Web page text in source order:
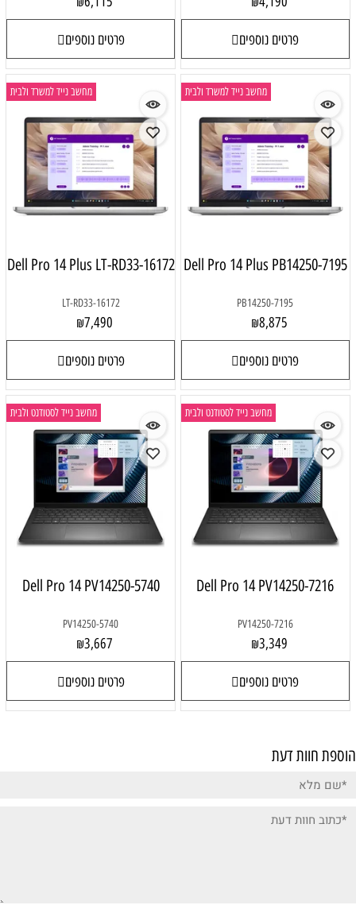
פרטים נוספים פרטים נוספים
מחשב נייד למשרד ולבית
Dell Pro 14 Plus PB14250-7195
PB14250-7195
₪8,875
פרטים נוספים
מחשב נייד למשרד ולבית
Dell Pro 14 Plus LT-RD33-16172
LT-RD33-16172
₪7,490
פרטים נוספים
מחשב נייד לסטודנט ולבית
Dell Pro 14 PV14250-7216
PV14250-7216
₪3,349
פרטים נוספים
מחשב נייד לסטודנט ולבית
Dell Pro 14 PV14250-5740
PV14250-5740
₪3,667
פרטים נוספים
הוספת חוות דעת